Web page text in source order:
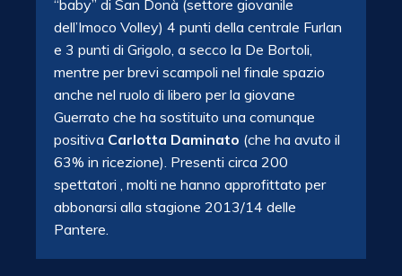
“baby” di San Donà (settore giovanile
dell’Imoco Volley) 4 punti della centrale Furlan
e 3 punti di Grigolo, a secco la De Bortoli,
mentre per brevi scampoli nel finale spazio
anche nel ruolo di libero per la giovane
Guerrato che ha sostituito una comunque
positiva Carlotta Daminato (che ha avuto il
63% in ricezione). Presenti circa 200
spettatori , molti ne hanno approfittato per
abbonarsi alla stagione 2013/14 delle
Pantere.